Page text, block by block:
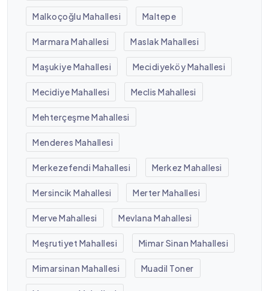
Malkoçoğlu Mahallesi Maltepe
Marmara Mahallesi Maslak Mahallesi
Maşukiye Mahallesi Mecidiyeköy Mahallesi
Mecidiye Mahallesi Meclis Mahallesi
Mehterçeşme Mahallesi
Menderes Mahallesi
Merkezefendi Mahallesi Merkez Mahallesi
Mersincik Mahallesi Merter Mahallesi
Merve Mahallesi Mevlana Mahallesi
Meşrutiyet Mahallesi Mimar Sinan Mahallesi
Mimarsinan Mahallesi Muadil Toner